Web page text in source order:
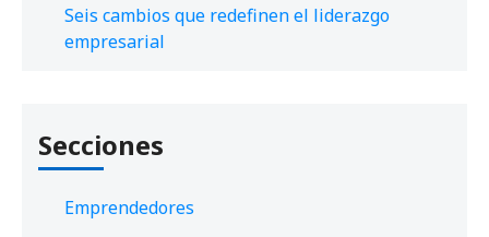
Seis cambios que redefinen el liderazgo
empresarial
Secciones
Emprendedores